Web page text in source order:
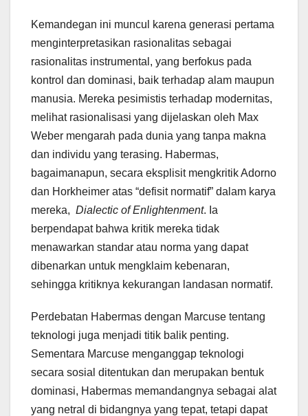
Kemandegan ini muncul karena generasi pertama
menginterpretasikan rasionalitas sebagai
rasionalitas instrumental, yang berfokus pada
kontrol dan dominasi, baik terhadap alam maupun
manusia. Mereka pesimistis terhadap modernitas,
melihat rasionalisasi yang dijelaskan oleh Max
Weber mengarah pada dunia yang tanpa makna
dan individu yang terasing. Habermas,
bagaimanapun, secara eksplisit mengkritik Adorno
dan Horkheimer atas “defisit normatif” dalam karya
mereka, Dialectic of Enlightenment. Ia
berpendapat bahwa kritik mereka tidak
menawarkan standar atau norma yang dapat
dibenarkan untuk mengklaim kebenaran,
sehingga kritiknya kekurangan landasan normatif.
Perdebatan Habermas dengan Marcuse tentang
teknologi juga menjadi titik balik penting.
Sementara Marcuse menganggap teknologi
secara sosial ditentukan dan merupakan bentuk
dominasi, Habermas memandangnya sebagai alat
yang netral di bidangnya yang tepat, tetapi dapat